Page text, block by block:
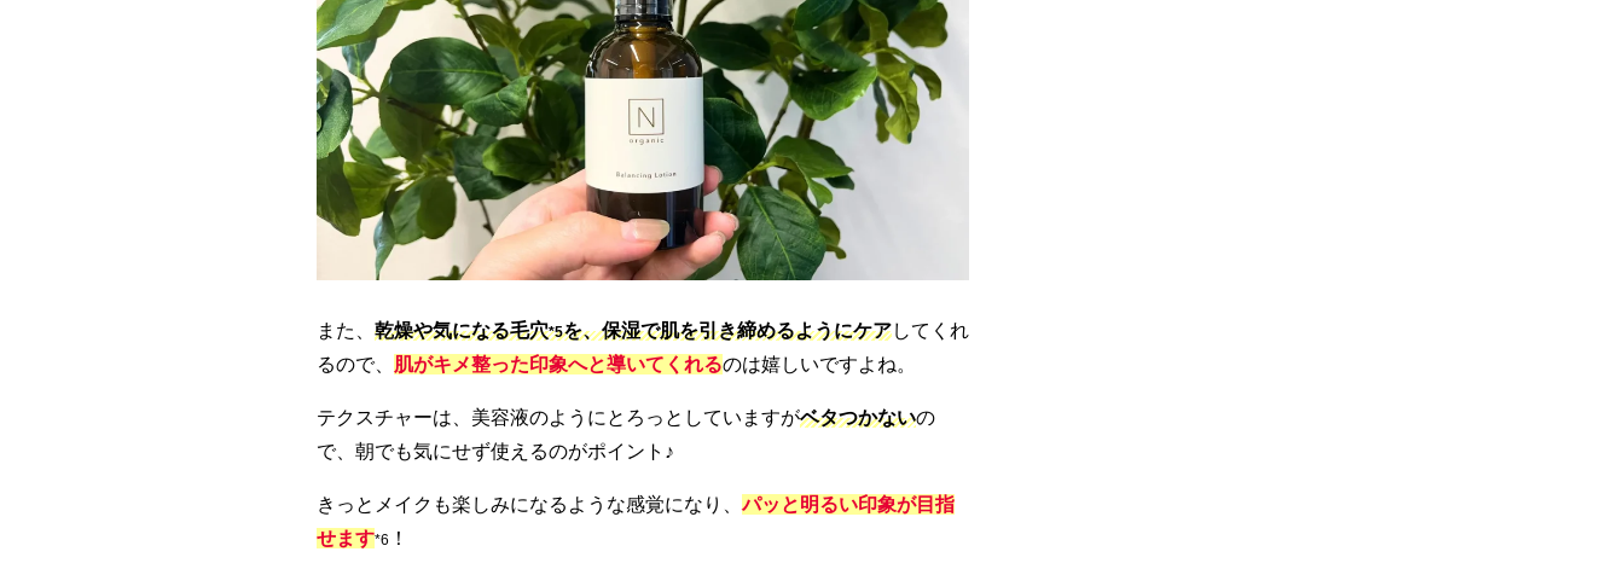
また、 乾燥や気になる毛穴*5を、保湿で肌を引き締めるようにケアしてくれ
るので、 肌がキメ整った印象へと導いてくれるのは嬉しいですよね。
テクスチャーは、美容液のようにとろっとしていますがベタつかないの
で、朝でも気にせず使えるのがポイント♪
きっとメイクも楽しみになるような感覚になり、パッと明るい印象が目指
せます*6 ！